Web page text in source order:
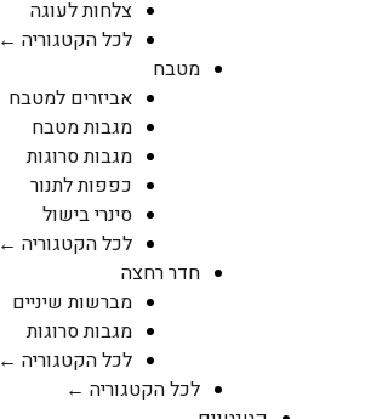
צלחות לעוגה
לכל הקטגוריה ←
מטבח
אביזרים למטבח
מגבות מטבח
מגבות סרוגות
כפפות לתנור
סינרי בישול
לכל הקטגוריה ←
חדר רחצה
מברשות שיניים
מגבות סרוגות
לכל הקטגוריה ←
לכל הקטגוריה ←